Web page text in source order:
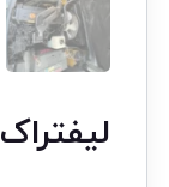
لیفتراک ۳ تن دیزل کوماتسو